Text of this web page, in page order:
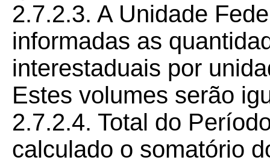
2.7.2.3. A Unidade
informadas as
interestaduais por
Estes volumes serão
2.7.2.4. Total do
calculado o somatório